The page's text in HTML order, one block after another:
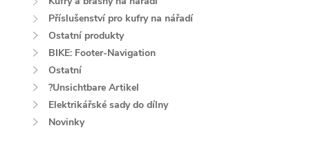
Příslušenství pro kufry na nářadí
Ostatní produkty
BIKE: Footer-Navigation
Ostatní
?Unsichtbare Artikel
Elektrikářské sady do dílny
Novinky